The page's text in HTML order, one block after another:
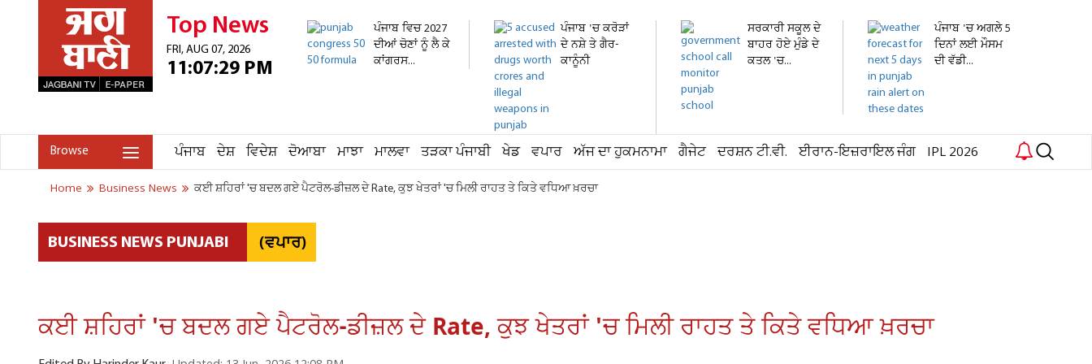
Top News
FRI, AUG 07, 2026
11:07:29 PM
ਪੰਜਾਬ ਵਿਚ 2027
ਦੀਆਂ ਚੋਣਾਂ ਨੂੰ ਲੈ ਕੇ
ਕਾਂਗਰਸ...
ਪੰਜਾਬ 'ਚ ਕਰੋੜਾਂ
ਦੇ ਨਸ਼ੇ ਤੇ ਗੈਰ-
ਕਾਨੂੰਨੀ
ਸਰਕਾਰੀ ਸਕੂਲ ਦੇ
ਬਾਹਰ ਹੋਏ ਮੁੰਡੇ ਦੇ
ਕਤਲ 'ਚ...
ਪੰਜਾਬ 'ਚ ਅਗਲੇ 5
ਦਿਨਾਂ ਲਈ ਮੌਸਮ
ਦੀ ਵੱਡੀ...
Browse ਪੰਜਾਬ ਦੇਸ਼ ਵਿਦੇਸ਼ ਦੋਆਬਾ ਮਾਝਾ ਮਾਲਵਾ ਤੜਕਾ ਪੰਜਾਬੀ ਖੇਡ ਵਪਾਰ ਅੱਜ ਦਾ ਹੁਕਮਨਾਮਾ ਗੈਜੇਟ ਦਰਸ਼ਨ ਟੀ.ਵੀ. ਈਰਾਨ-ਇਜ਼ਰਾਇਲ ਜੰਗ IPL 2026
Home Business News ਕਈ ਸ਼ਹਿਰਾਂ 'ਚ ਬਦਲ ਗਏ ਪੈਟਰੋਲ-ਡੀਜ਼ਲ ਦੇ Rate, ਕੁਝ ਖੇਤਰਾਂ 'ਚ ਮਿਲੀ ਰਾਹਤ ਤੇ ਕਿਤੇ ਵਧਿਆ ਖ਼ਰਚਾ
BUSINESS NEWS PUNJABI (ਵਪਾਰ)
ਕਈ ਸ਼ਹਿਰਾਂ 'ਚ ਬਦਲ ਗਏ ਪੈਟਰੋਲ-ਡੀਜ਼ਲ ਦੇ Rate, ਕੁਝ ਖੇਤਰਾਂ 'ਚ ਮਿਲੀ ਰਾਹਤ ਤੇ ਕਿਤੇ ਵਧਿਆ ਖ਼ਰਚਾ